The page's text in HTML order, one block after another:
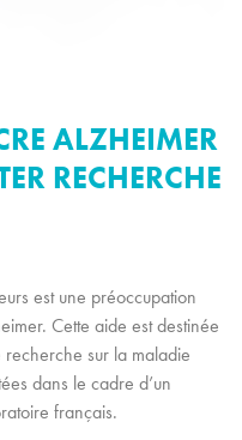
ALZHEIMER
RECHERCHE
est une préoccupation
Cette aide est destinée
sur la maladie
dans le cadre d’un
français.